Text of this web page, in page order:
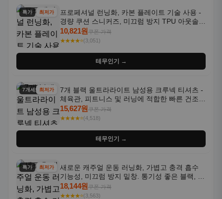
특가 최저가
프로페셔널 런닝화, 카본 플레이트 기술 사용 -
경량 쿠션 스니커즈, 미끄럼 방지 TPU 아웃솔,
통기성 화이트-퍼플 그라데이션, 헬스, 트레이
닝 - 남성용, 여성용, 모든 계절에 적합
10,821원쿠폰 가격
★★★★⭐(3,051)
테무인기 →
7개세트최저가
7개 블랙 울트라라이트 남성용 크루넥 티셔츠 -
체육관, 피트니스 및 러닝에 적합한 빠른 건조,
통기성 좋은 수분 흡수 반팔 운동복
15,627원쿠폰 가격
★★★★⭐(4,518)
테무인기 →
특가 최저가
새로운 캐주얼 운동 러닝화, 가볍고 충격 흡수
기능성, 미끄럼 방지 밑창. 통기성 좋은 블랙, 화
이트, 퍼플 그라데이션 색상
18,144원쿠폰 가격
★★★★⭐(3,563)